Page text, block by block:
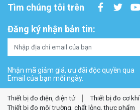
Tìm chúng tôi trên
Đăng ký nhận bản tin:
Nhận mã giảm giá, ưu đãi độc quyền qua
Email của bạn mỗi ngày.
Thiết bị đo điện, điện tử
Thiết bị đo cơ khí
Thiết bị đo môi trường, chất lỏng, thực phẩm